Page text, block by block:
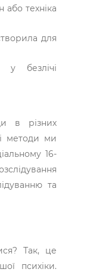
техніка
для
у безлічі
в різних
методи ми
16-
та
Так, це
психіки.